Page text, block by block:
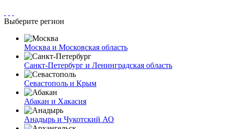
Выберите регион
Москва и Московская область
Санкт-Петербург и Ленинградская область
Севастополь и Крым
Абакан и Хакасия
Анадырь и Чукотский АО